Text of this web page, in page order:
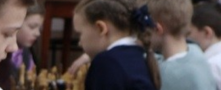
атлетика
аэробика
теннис